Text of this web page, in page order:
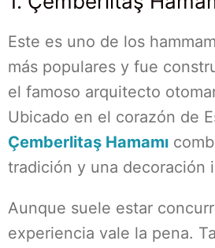
Este es uno de los
más populares y fue
el famoso arquitecto
Ubicado en el corazón de
Çemberlitaş Hamamı
tradición y una decoración
Aunque suele estar
experiencia vale la pena.